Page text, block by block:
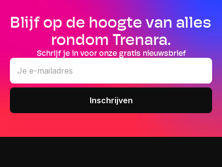
Blijf op de hoogte van alles
rondom Trenara.
Schrijf je in voor onze gratis nieuwsbrief